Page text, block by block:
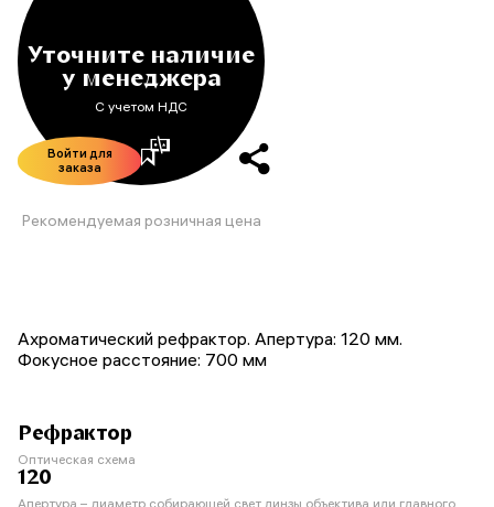
Уточните наличие
у менеджера
С учетом НДС
Войти для
заказа
Рекомендуемая розничная цена
Ахроматический рефрактор. Апертура: 120 мм.
Фокусное расстояние: 700 мм
Рефрактор
Оптическая схема
120
Апертура – диаметр собирающей свет линзы объектива или главного